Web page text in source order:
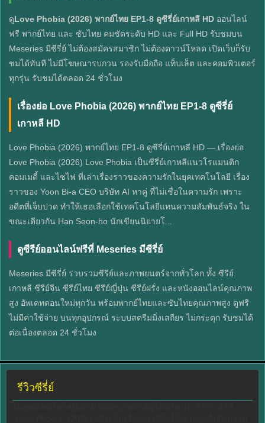
ดูLove Phobia (2026) พากย์ไทย EP1-8 ดูซีรี่ย์เกาหลี HD ออนไลน์
ฟรี พากย์ไทย และ ซับไทย คมชัดระดับ HD และ Full HD รับชมบน
Meseries มีซีรี่ย์ ไม่ต้องสมัครสมาชิก ไม่ต้องดาวน์โหลด เปิดเว็บก็รับ
ชมได้ทันที ไม่มีโฆษณารบกวน รองรับมือถือ แท็บเล็ต และคอมพิวเตอร์
ทุกรุ่น รับชมได้ตลอด 24 ชั่วโมง
เรื่องย่อ Love Phobia (2026) พากย์ไทย EP1-8 ดูซีรี่ย์
เกาหลี HD
Love Phobia (2026) พากย์ไทย EP1-8 ดูซีรี่ย์เกาหลี HD — เรื่องย่อ
Love Phobia (2026) Love Phobia เป็นซีรี่ย์เกาหลีแนวโรแมนติก
คอมเมดี้ และไซไฟ ที่เล่าเรื่องราวของความรักในยุคเทคโนโลยี เรื่อง
ราวของ Yoon Bi-a CEO บริษัท AI หาคู่ ที่ไม่เชื่อในความรัก เพราะ
อดีตที่เจ็บปวด ทำให้เธอเลือกใช้เทคโนโลยีแทนความสัมพันธ์จริง ใน
ขณะเดียวกัน Han Seon-ho นักเขียนนิยายโ...
ดูซีรีย์ออนไลน์ฟรีที่ Meseries มีซีรี่ย์
Meseries มีซีรี่ย์ รวบรวมซีรีย์และภาพยนตร์จากทั่วโลก ทั้ง ซีรีย์
เกาหลี ซีรีย์จีน ซีรีย์ไทย ซีรีย์ญี่ปุ่น ซีรีย์ฝรั่ง และหนังออนไลน์คุณภาพ
สูง อัพเดทตอนใหม่ทุกวัน พร้อมพากย์ไทยและซับไทยคุณภาพสูง ดูฟรี
ไม่มีค่าใช้จ่าย บนทุกอุปกรณ์ ระบบสตรีมมิ่งเสถียร ไม่กระตุก รับชมได้
ต่อเนื่องตลอด 24 ชั่วโมง
รีวิวซีรี่ย์